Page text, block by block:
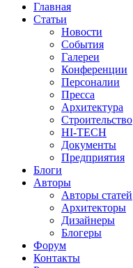
Главная
Статьи
Новости
События
Галереи
Конференции
Персоналии
Пресса
Архитектура
Строительство
HI-TECH
Документы
Предприятия
Блоги
Авторы
Авторы статей
Архитекторы
Дизайнеры
Блогеры
Форум
Контакты